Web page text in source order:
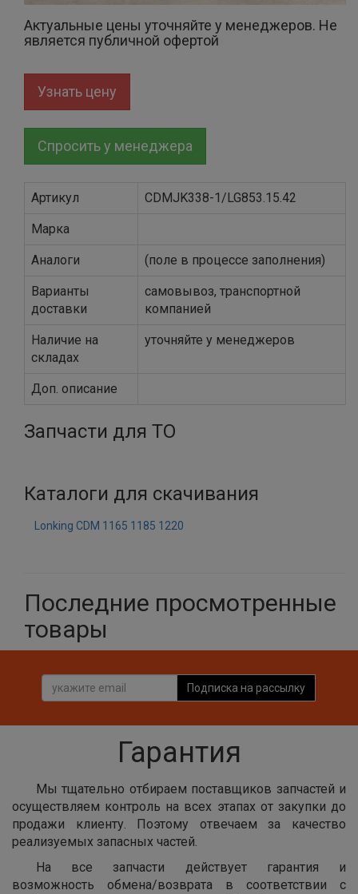
Актуальные цены уточняйте у менеджеров. Не
является публичной офертой
Узнать цену
Спросить у менеджера
Артикул CDMJK338-1/LG853.15.42
Марка
Аналоги (поле в процессе заполнения)
Варианты
доставки
самовывоз, транспортной
компанией
Наличие на
складах
уточняйте у менеджеров
Доп. описание
Запчасти для ТО
Каталоги для скачивания
Lonking CDM 1165 1185 1220
Последние просмотренные
товары
Подписка на рассылку
Гарантия
Мы тщательно отбираем поставщиков запчастей и
осуществляем контроль на всех этапах от закупки до
продажи клиенту. Поэтому отвечаем за качество
реализуемых запасных частей.
На все запчасти действует гарантия и
возможность обмена/возврата в соответствии с